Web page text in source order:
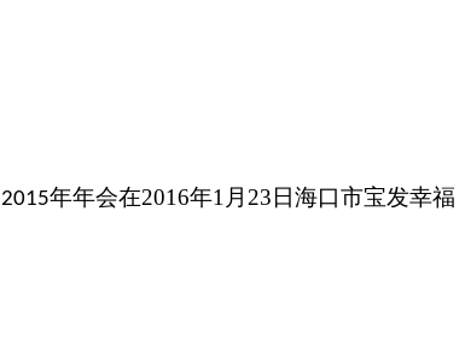
2015年年会在2016年1 月 23日海口市宝发幸福